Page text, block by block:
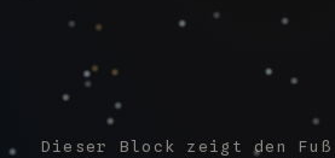
Dieser Block zeigt den